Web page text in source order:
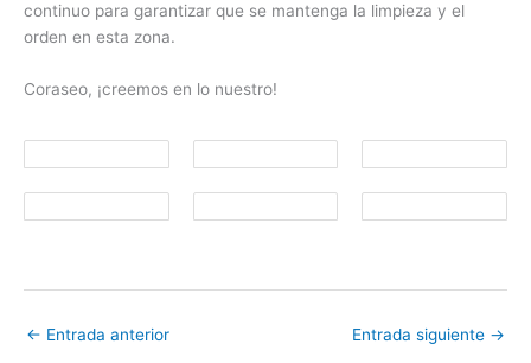
continuo para garantizar que se mantenga la limpieza y el
orden en esta zona.
Coraseo, ¡creemos en lo nuestro!
← Entrada anterior Entrada siguiente →